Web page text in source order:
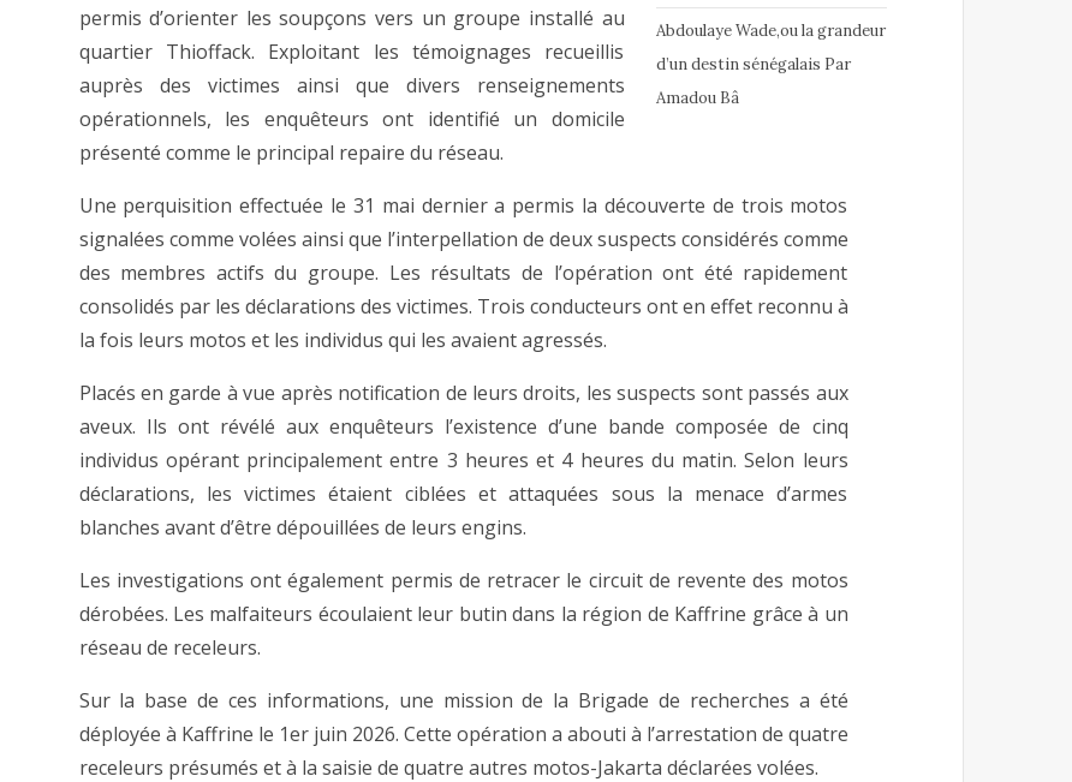
Abdoulaye Wade,ou la grandeur
d’un destin sénégalais Par
Amadou Bâ
permis d’orienter les soupçons vers un groupe installé au
quartier Thioffack. Exploitant les témoignages recueillis
auprès des victimes ainsi que divers renseignements
opérationnels, les enquêteurs ont identifié un domicile
présenté comme le principal repaire du réseau.
Une perquisition effectuée le 31 mai dernier a permis la découverte de trois motos
signalées comme volées ainsi que l’interpellation de deux suspects considérés comme
des membres actifs du groupe. Les résultats de l’opération ont été rapidement
consolidés par les déclarations des victimes. Trois conducteurs ont en effet reconnu à
la fois leurs motos et les individus qui les avaient agressés.
Placés en garde à vue après notification de leurs droits, les suspects sont passés aux
aveux. Ils ont révélé aux enquêteurs l’existence d’une bande composée de cinq
individus opérant principalement entre 3 heures et 4 heures du matin. Selon leurs
déclarations, les victimes étaient ciblées et attaquées sous la menace d’armes
blanches avant d’être dépouillées de leurs engins.
Les investigations ont également permis de retracer le circuit de revente des motos
dérobées. Les malfaiteurs écoulaient leur butin dans la région de Kaffrine grâce à un
réseau de receleurs.
Sur la base de ces informations, une mission de la Brigade de recherches a été
déployée à Kaffrine le 1er juin 2026. Cette opération a abouti à l’arrestation de quatre
receleurs présumés et à la saisie de quatre autres motos-Jakarta déclarées volées.